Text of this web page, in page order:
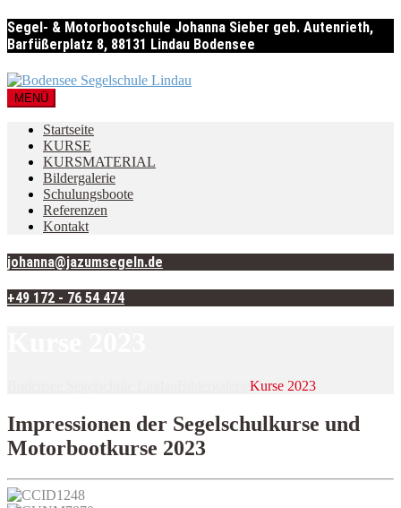
Segel- & Motorbootschule Johanna Sieber geb. Autenrieth,
Barfüßerplatz 8, 88131 Lindau Bodensee
MENÜ
Startseite
KURSE
KURSMATERIAL
Bildergalerie
Schulungsboote
Referenzen
Kontakt
johanna@jazumsegeln.de
+49 172 - 76 54 474
Kurse 2023
Impressionen der Segelschulkurse und
Motorbootkurse 2023